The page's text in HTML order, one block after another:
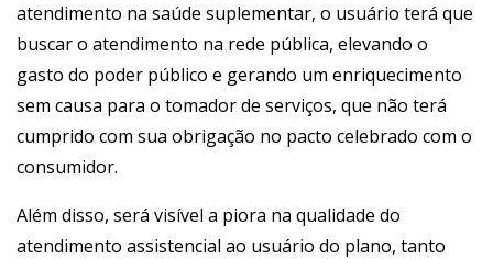
atendimento na saúde suplementar, o usuário terá que
buscar o atendimento na rede pública, elevando o
gasto do poder público e gerando um enriquecimento
sem causa para o tomador de serviços, que não terá
cumprido com sua obrigação no pacto celebrado com o
consumidor.
Além disso, será visível a piora na qualidade do
atendimento assistencial ao usuário do plano, tanto